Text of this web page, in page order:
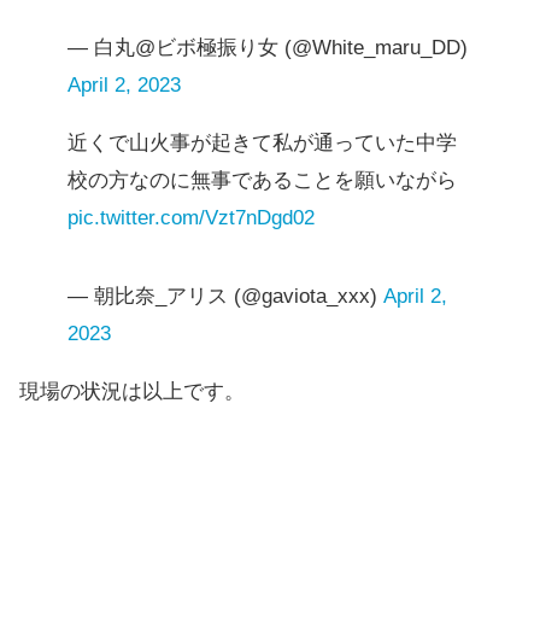
— 白丸@ビボ極振り女 (@White_maru_DD)
April 2, 2023
近くで山火事が起きて私が通っていた中学
校の方なのに無事であることを願いながら
pic.twitter.com/Vzt7nDgd02
— 朝比奈_アリス (@gaviota_xxx) April 2,
2023
現場の状況は以上です。